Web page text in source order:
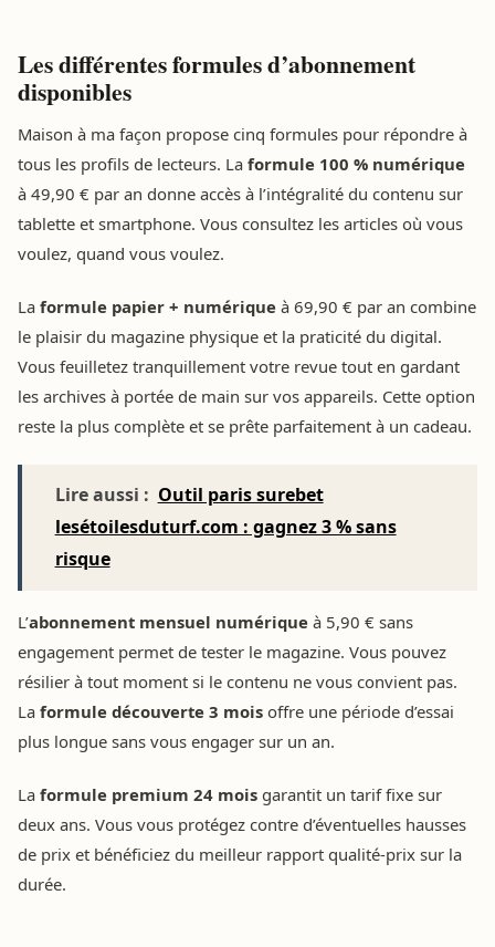
Les différentes formules d’abonnement
disponibles
Maison à ma façon propose cinq formules pour répondre à
tous les profils de lecteurs. La formule 100 % numérique
à 49,90 € par an donne accès à l’intégralité du contenu sur
tablette et smartphone. Vous consultez les articles où vous
voulez, quand vous voulez.
La formule papier + numérique à 69,90 € par an combine
le plaisir du magazine physique et la praticité du digital.
Vous feuilletez tranquillement votre revue tout en gardant
les archives à portée de main sur vos appareils. Cette option
reste la plus complète et se prête parfaitement à un cadeau.
Lire aussi : Outil paris surebet
lesétoilesduturf.com : gagnez 3 % sans
risque
L’abonnement mensuel numérique à 5,90 € sans
engagement permet de tester le magazine. Vous pouvez
résilier à tout moment si le contenu ne vous convient pas.
La formule découverte 3 mois offre une période d’essai
plus longue sans vous engager sur un an.
La formule premium 24 mois garantit un tarif fixe sur
deux ans. Vous vous protégez contre d’éventuelles hausses
de prix et bénéficiez du meilleur rapport qualité-prix sur la
durée.